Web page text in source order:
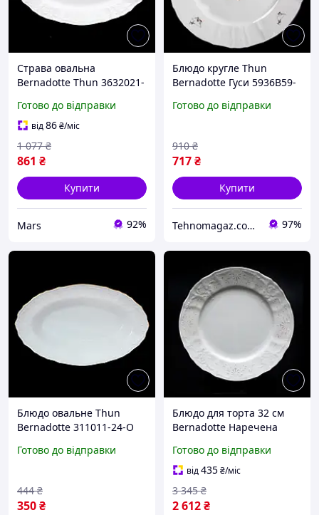
Страва овальна
Bernadotte Thun 3632021-
Готово до відправки
від86₴/міс
861 ₴
1 077 ₴
Купити
Mars 92%
Блюдо кругле Thun
Bernadotte Гуси 5936B59-
Готово до відправки
717₴
910 ₴
Купити
Tehnomagaz.com.ua - це передовий інтернет-магазин, спеціалізуючийся на продажу техніки 97%
Блюдо овальне Thun
Bernadotte 311011-24-О
Готово до відправки
350₴
444 ₴
Блюдо для торта 32 см
Bernadotte Наречена
Готово до відправки
від435₴/міс
2 612₴
3 345 ₴